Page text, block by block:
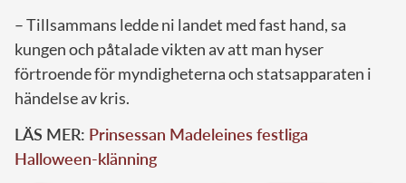
– Tillsammans ledde ni landet med fast hand, sa
kungen och påtalade vikten av att man hyser
förtroende för myndigheterna och statsapparaten i
händelse av kris.
LÄS MER: Prinsessan Madeleines festliga
Halloween-klänning